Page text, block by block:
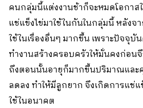
คนกลุ่มนี้แต่งงานช้าก็จะหมดโอกาส
แช่แข็งไข่มาใช้ในกันในกลุ่มนี้ หลังจ
ใช้ในเรื่องอื่นๆ มากขึ้น เพราะปัจจุ
ทำงานสร้างครอบครัวให้มั่นคงก่อน
ถึงตอนนั้นอายุก็มากขึ้นปริมาณและ
ลดลง ทำให้มีลูกยาก จึงเกิดการแช่แ
ใช้ในอนาคต